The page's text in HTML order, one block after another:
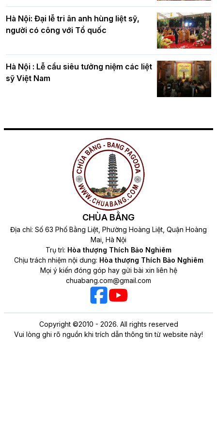
Hà Nội: Đại lễ tri ân anh hùng liệt sỹ,
người có công với Tổ quốc
Hà Nội : Lễ cầu siêu tưởng niệm các liệt
sỹ Việt Nam
CHÙA BẰNG
Địa chỉ: Số 63 Phố Bằng Liệt, Phường Hoàng Liệt, Quận Hoàng
Mai, Hà Nội
Trụ trì: Hòa thượng Thích Bảo Nghiêm
Chịu trách nhiệm nội dung: Hòa thượng Thích Bảo Nghiêm
Mọi ý kiến đóng góp hay gửi bài xin liên hệ
chuabang.com@gmail.com
Copyright ©2010 - 2026. All rights reserved
Vui lòng ghi rõ nguồn khi trích dẫn thông tin từ website này!